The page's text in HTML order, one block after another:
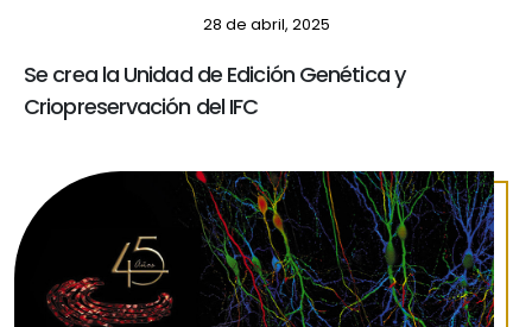
28 de abril, 2025
Se crea la Unidad de Edición Genética y
Criopreservación del IFC